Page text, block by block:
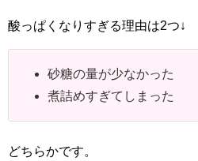
酸っぱくなりすぎる理由は2つ↓
砂糖の量が少なかった
煮詰めすぎてしまった
どちらかです。